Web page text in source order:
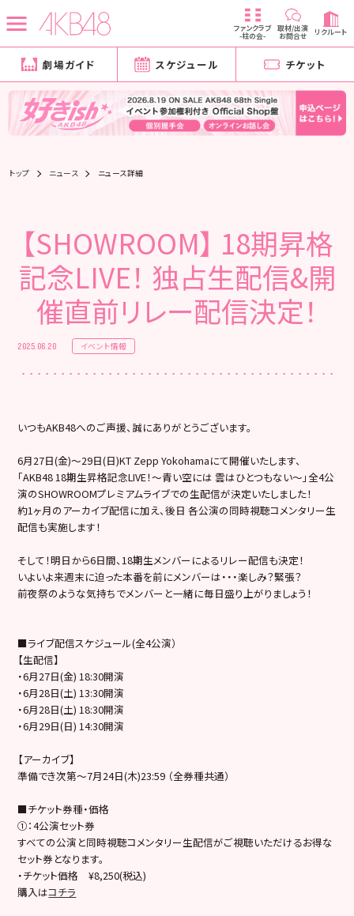
ファンクラブ
-柱の会-
取材/出演
お問合せ リクルート
劇場ガイド スケジュール チケット
トップ ニュース ニュース詳細
【SHOWROOM】 18期昇格
記念LIVE！ 独占生配信&開
催直前リレー配信決定！
2025.06.20 イベント情報
いつもAKB48へのご声援、誠にありがとうございます。
6月27日(金)〜29日(日)KT Zepp Yokohamaにて開催いたします、
「AKB48 18期生昇格記念LIVE！〜青い空には 雲はひとつもない〜」全4公
演のSHOWROOMプレミアムライブでの生配信が決定いたしました！
約1ヶ月のアーカイブ配信に加え、後日 各公演の同時視聴コメンタリー生
配信も実施します！
そして！明日から6日間、18期生メンバーによるリレー配信も決定！
いよいよ来週末に迫った本番を前にメンバーは・・・楽しみ？緊張？
前夜祭のような気持ちでメンバーと一緒に毎日盛り上がりましょう！
■ライブ配信スケジュール(全4公演）
【生配信】
・6月27日(金) 18:30開演
・6月28日(土) 13:30開演
・6月28日(土) 18:30開演
・6月29日(日) 14:30開演
【アーカイブ】
準備でき次第〜7月24日(木)23:59 （全券種共通）
■チケット券種・価格
①：4公演セット券
すべての公演と同時視聴コメンタリー生配信がご視聴いただけるお得な
セット券となります。
・チケット価格 ¥8,250(税込)
購入はコチラ